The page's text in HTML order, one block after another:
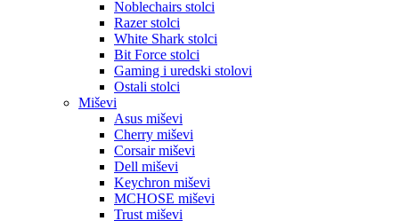
Noblechairs stolci
Razer stolci
White Shark stolci
Bit Force stolci
Gaming i uredski stolovi
Ostali stolci
Miševi
Asus miševi
Cherry miševi
Corsair miševi
Dell miševi
Keychron miševi
MCHOSE miševi
Trust miševi